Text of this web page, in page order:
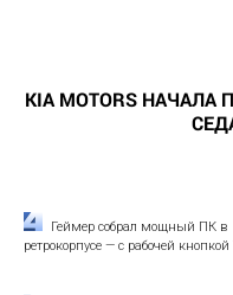
KIA MOTORS
Геймер собрал мощный ПК в
ретрокорпусе — с рабочей